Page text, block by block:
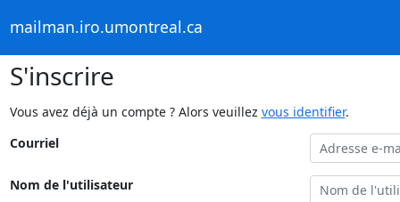
mailman.iro.umontreal.ca
S'inscrire
Vous avez déjà un compte ? Alors veuillez vous identifier.
Courriel
Nom de l'utilisateur